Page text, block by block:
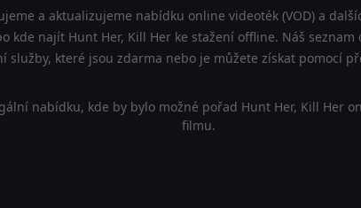
a aktualizujeme nabídku online videoték (VOD) a
kde najít Hunt Her, Kill Her ke stažení offline. Náš
služby, které jsou zdarma nebo je můžete získat pomocí
nabídku, kde by bylo možné pořad Hunt Her, Kill Her
filmu.